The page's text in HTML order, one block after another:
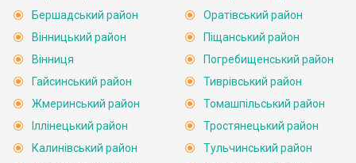
Бершадський район
Вінницький район
Вінниця
Гайсинський район
Жмеринський район
Іллінецький район
Калинівський район
Оратівський район
Піщанський район
Погребищенський район
Тиврівський район
Томашпільський район
Тростянецький район
Тульчинський район